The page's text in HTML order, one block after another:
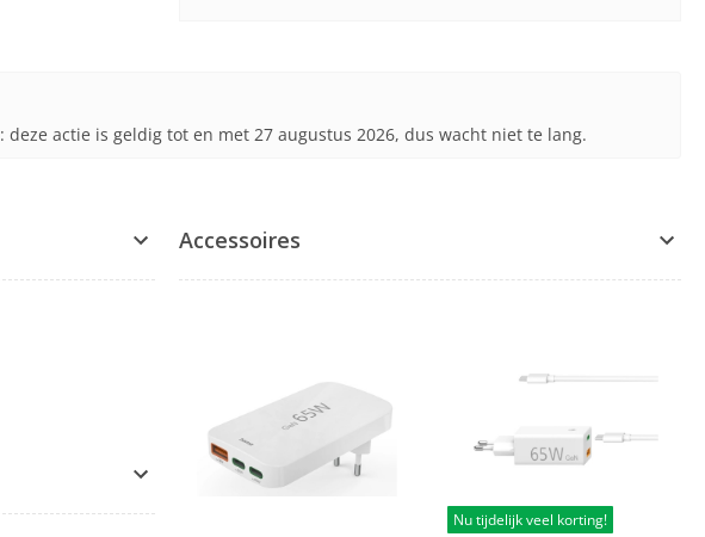
deze actie is geldig tot en met 27 augustus 2026, dus wacht niet te lang.
Accessoires
Nu tijdelijk veel korting!